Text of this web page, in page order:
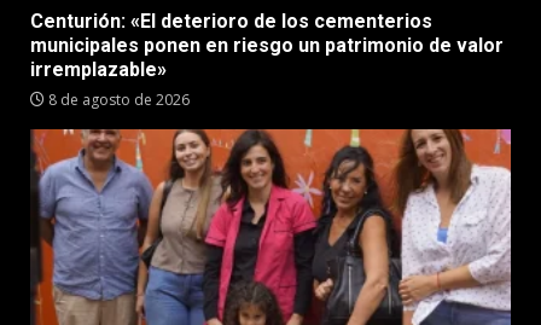
Centurión: «El deterioro de los cementerios
municipales ponen en riesgo un patrimonio de valor
irremplazable»
8 de agosto de 2026